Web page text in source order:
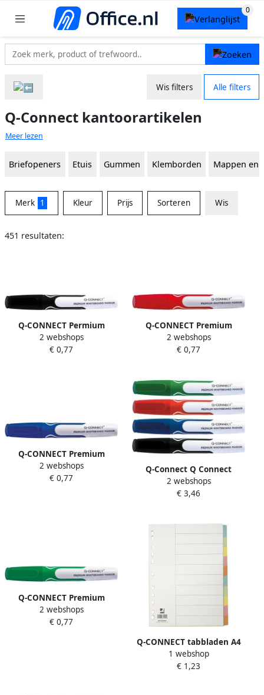
Wis filters Alle filters
Q-Connect kantoorartikelen
Meer lezen
Briefopeners Etuis Gummen Klemborden Mappen en
Merk 1 Kleur Prijs Sorteren Wis
451 resultaten:
Q-CONNECT Permium
whiteboard marker 3 mm
ronde punt zwart
2 webshops
€ 0,77
Q-CONNECT Premium
whiteboard marker 3 mm
ronde punt rood
2 webshops
€ 0,77
Q-CONNECT Premium
whiteboard marker 3 mm
ronde punt blauw
2 webshops
€ 0,77
Q-Connect Q Connect
Premium whiteboard
marker ronde punt
2 webshops
€ 3,46
Q-CONNECT Premium
whiteboard marker 3 mm
ronde punt groen
2 webshops
€ 0,77
Q-CONNECT tabbladen A4
karton 11-gaatsperforatie
10 tabs geassorteerde
1 webshop
€ 1,23